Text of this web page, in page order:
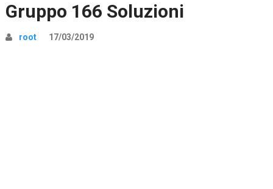
Gruppo 166 Soluzioni
root 17/03/2019